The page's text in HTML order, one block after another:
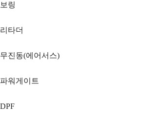
보링
리타더
무진동(에어서스)
파워게이트
DPF